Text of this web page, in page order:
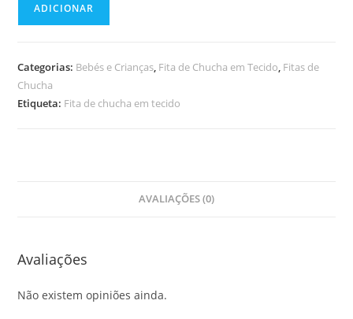
Chucha
em
ADICIONAR
Categorias: Bebés e Crianças Fita de Chucha em Tecido Fitas de
Chucha
Etiqueta: Fita de chucha em tecido
AVALIAÇÕES (0)
Avaliações
Não existem opiniões ainda.